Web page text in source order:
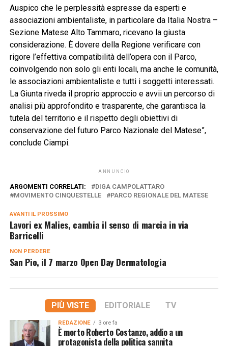
Auspico che le perplessità espresse da esperti e
associazioni ambientaliste, in particolare da Italia Nostra –
Sezione Matese Alto Tammaro, ricevano la giusta
considerazione. È dovere della Regione verificare con
rigore l’effettiva compatibilità dell’opera con il Parco,
coinvolgendo non solo gli enti locali, ma anche le comunità,
le associazioni ambientaliste e tutti i soggetti interessati.
La Giunta riveda il proprio approccio e avvii un percorso di
analisi più approfondito e trasparente, che garantisca la
tutela del territorio e il rispetto degli obiettivi di
conservazione del futuro Parco Nazionale del Matese”,
conclude Ciampi.
ANNUNCIO
ARGOMENTI CORRELATI:
DIGA CAMPOLATTARO
MOVIMENTO CINQUESTELLE
PARCO REGIONALE DEL MATESE
AVANTI IL ​​PROSSIMO
Lavori ex Malies, cambia il senso di marcia in via
Barricelli
NON PERDERE
San Pio, il 7 marzo Open Day Dermatologia
PIÙ VISTE EDITORIALE TV
REDAZIONE 3 ore fa
È morto Roberto Costanzo, addio a un
protagonista della politica sannita